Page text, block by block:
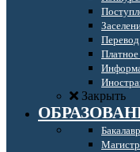
Перевод
Закрыть